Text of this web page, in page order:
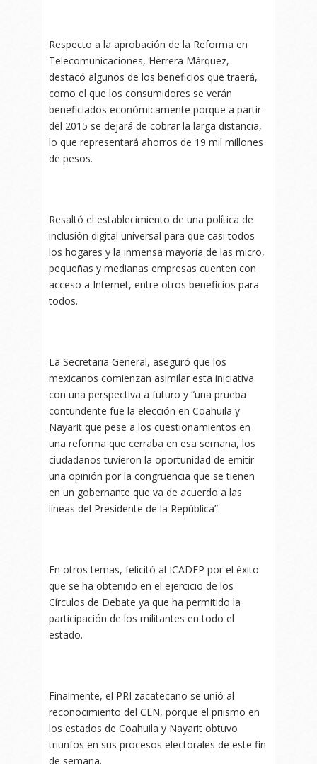
Respecto a la aprobación de la Reforma en
Telecomunicaciones, Herrera Márquez,
destacó algunos de los beneficios que traerá,
como el que los consumidores se verán
beneficiados económicamente porque a partir
del 2015 se dejará de cobrar la larga distancia,
lo que representará ahorros de 19 mil millones
de pesos.
Resaltó el establecimiento de una política de
inclusión digital universal para que casi todos
los hogares y la inmensa mayoría de las micro,
pequeñas y medianas empresas cuenten con
acceso a Internet, entre otros beneficios para
todos.
La Secretaria General, aseguró que los
mexicanos comienzan asimilar esta iniciativa
con una perspectiva a futuro y “una prueba
contundente fue la elección en Coahuila y
Nayarit que pese a los cuestionamientos en
una reforma que cerraba en esa semana, los
ciudadanos tuvieron la oportunidad de emitir
una opinión por la congruencia que se tienen
en un gobernante que va de acuerdo a las
líneas del Presidente de la República”.
En otros temas, felicitó al ICADEP por el éxito
que se ha obtenido en el ejercicio de los
Círculos de Debate ya que ha permitido la
participación de los militantes en todo el
estado.
Finalmente, el PRI zacatecano se unió al
reconocimiento del CEN, porque el priismo en
los estados de Coahuila y Nayarit obtuvo
triunfos en sus procesos electorales de este fin
de semana.